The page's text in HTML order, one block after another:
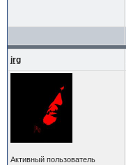
jrg
Активный пользователь